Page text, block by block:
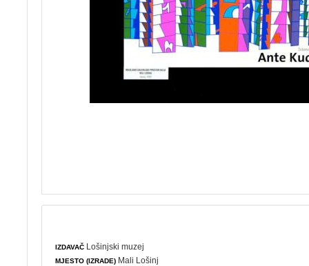
IZDAVAČ Lošinjski muzej
MJESTO (IZRADE) Mali Lošinj